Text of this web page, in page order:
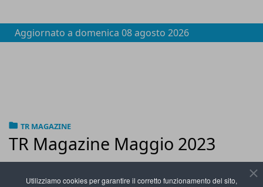
Utilizziamo cookies per garantire il corretto funzionamento del sito,
Aggiornato a domenica 08 agosto 2026
TR MAGAZINE
TR Magazine Maggio 2023